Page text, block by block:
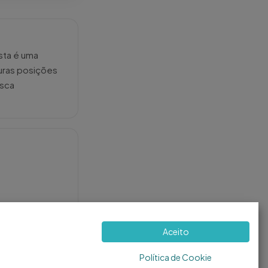
é uma
posições
Aceito
Política de Cookie